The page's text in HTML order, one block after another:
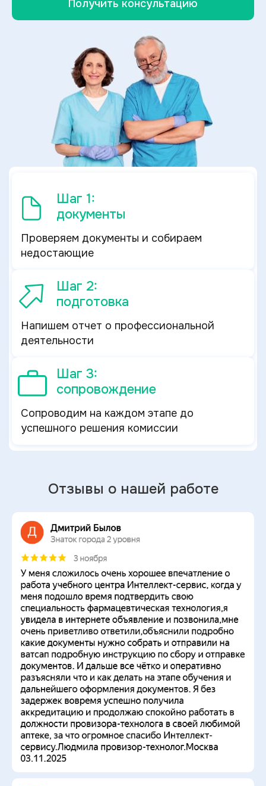
Получить консультацию
Шаг 1:
документы
Проверяем документы и собираем
недостающие
Шаг 2:
подготовка
Напишем отчет о профессиональной
деятельности
Шаг 3:
сопровождение
Сопроводим на каждом этапе до
успешного решения комиссии
Отзывы о нашей работе